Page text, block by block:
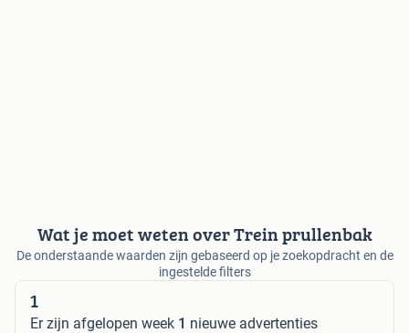
Wat je moet weten over Trein prullenbak
De onderstaande waarden zijn gebaseerd op je zoekopdracht en de
ingestelde filters
1
Er zijn afgelopen week 1 nieuwe advertenties